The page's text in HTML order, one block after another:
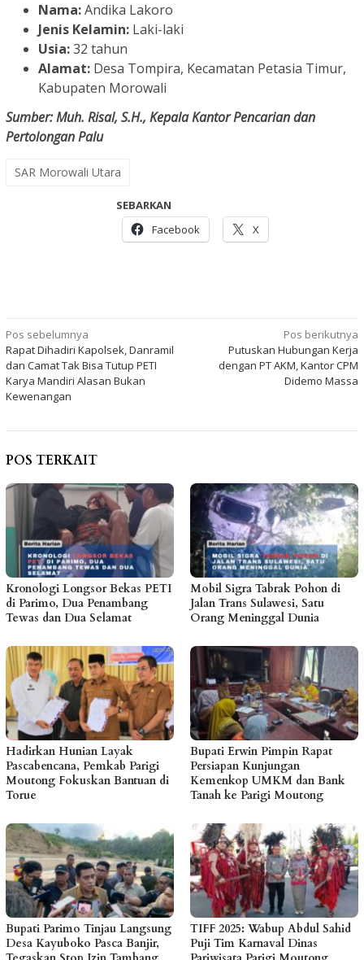
Nama:Andika Lakoro
Jenis Kelamin: Laki-laki
Usia:32 tahun
Alamat: Desa Tompira, Kecamatan Petasia Timur,
Kabupaten Morowali
Sumber: Muh. Risal, S.H., Kepala Kantor Pencarian dan
Pertolongan Palu
SAR Morowali Utara
SEBARKAN
Facebook
X
Navigasi
pos
Pos sebelumnya
Rapat Dihadiri Kapolsek, Danramil
dan Camat Tak Bisa Tutup PETI
Karya Mandiri Alasan Bukan
Kewenangan
Pos berikutnya
Putuskan Hubungan Kerja
dengan PT AKM, Kantor CPM
Didemo Massa
POS TERKAIT
Kronologi Longsor Bekas PETI
di Parimo, Dua Penambang
Tewas dan Dua Selamat
Mobil Sigra Tabrak Pohon di
Jalan Trans Sulawesi, Satu
Orang Meninggal Dunia
Hadirkan Hunian Layak
Pascabencana, Pemkab Parigi
Moutong Fokuskan Bantuan di
Torue
Bupati Erwin Pimpin Rapat
Persiapan Kunjungan
Kemenkop UMKM dan Bank
Tanah ke Parigi Moutong
Bupati Parimo Tinjau Langsung
Desa Kayuboko Pasca Banjir,
TIFF 2025: Wabup Abdul Sahid
Puji Tim Karnaval Dinas